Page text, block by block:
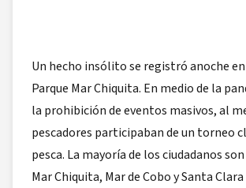
Un hecho insólito se registró anoche
Parque Mar Chiquita. En medio de la
la prohibición de eventos masivos, al
pescadores participaban de un torneo
pesca. La mayoría de los ciudadanos
Mar Chiquita, Mar de Cobo y Santa Clara